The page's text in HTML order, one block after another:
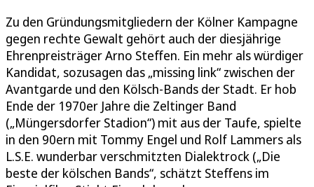
Zu den Gründungsmitgliedern der Kölner Kampagne
gegen rechte Gewalt gehört auch der diesjährige
Ehrenpreisträger Arno Steffen. Ein mehr als würdiger
Kandidat, sozusagen das „missing link“ zwischen der
Avantgarde und den Kölsch-Bands der Stadt. Er hob
Ende der 1970er Jahre die Zeltinger Band
(„Müngersdorfer Stadion“) mit aus der Taufe, spielte
in den 90ern mit Tommy Engel und Rolf Lammers als
L.S.E. wunderbar verschmitzten Dialektrock („Die
beste der kölschen Bands“, schätzt Steffens im